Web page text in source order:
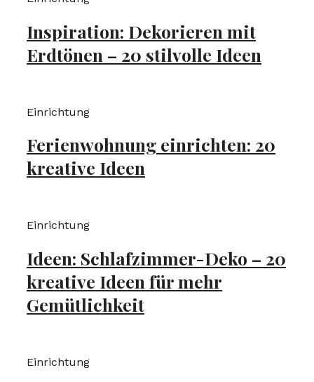
Inspiration: Dekorieren mit
Erdtönen – 20 stilvolle Ideen
Einrichtung
Ferienwohnung einrichten: 20
kreative Ideen
Einrichtung
Ideen: Schlafzimmer-Deko – 20
kreative Ideen für mehr
Gemütlichkeit
Einrichtung